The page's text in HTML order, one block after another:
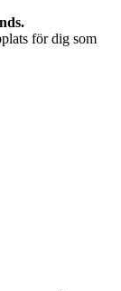
för dig som